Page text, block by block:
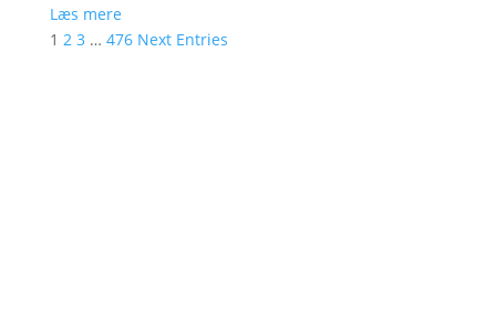
Læs mere
1 2 3 … 476 Next Entries